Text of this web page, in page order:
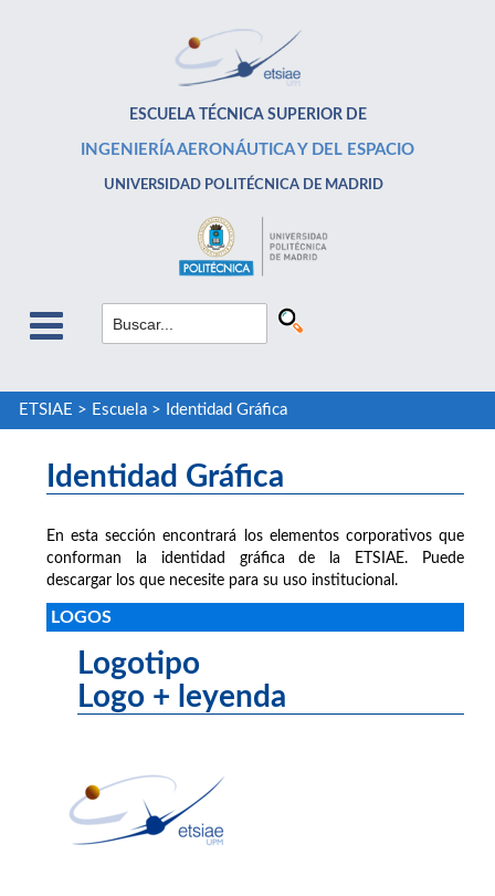
ESCUELA TÉCNICA SUPERIOR DE
INGENIERÍA AERONÁUTICA Y DEL ESPACIO
UNIVERSIDAD POLITÉCNICA DE MADRID
ETSIAE > Escuela> Identidad Gráfica
Identidad Gráfica
En esta sección encontrará los elementos corporativos que
conforman la identidad gráfica de la ETSIAE. Puede
descargar los que necesite para su uso institucional.
LOGOS
Logotipo
Logo + leyenda